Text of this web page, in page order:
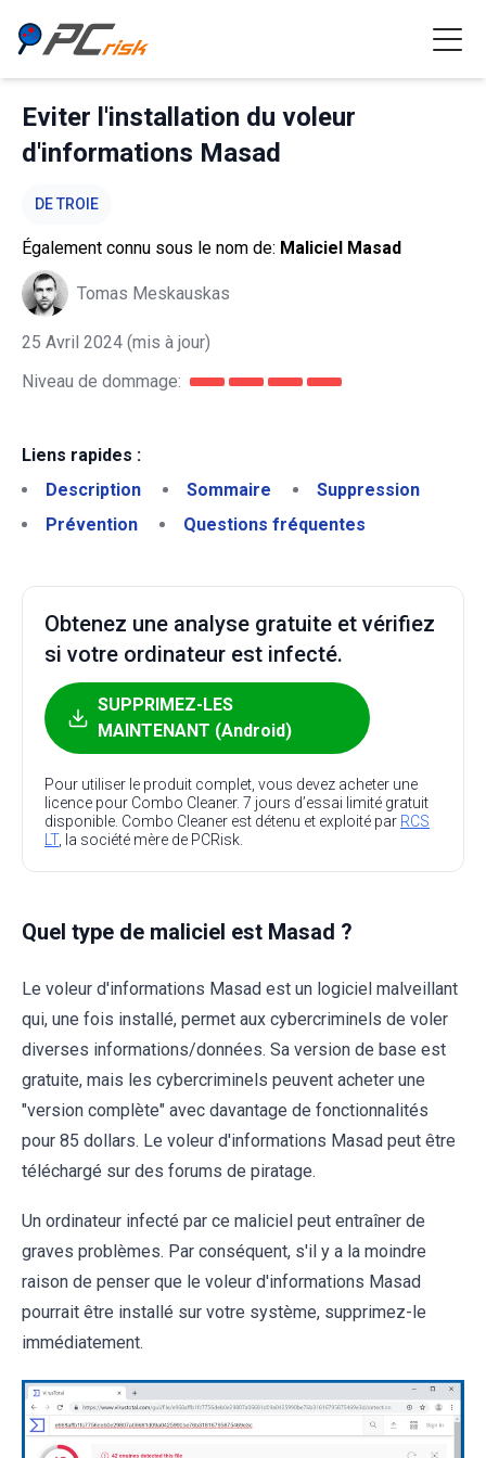
Eviter l'installation du voleur
d'informations Masad
DE TROIE
Également connu sous le nom de: Maliciel Masad
Tomas Meskauskas
25 Avril 2024 (mis à jour)
Niveau de dommage:
Liens rapides :
Description
Sommaire
Suppression
Prévention
Questions fréquentes
Obtenez une analyse gratuite et vérifiez
si votre ordinateur est infecté.
SUPPRIMEZ-LES
MAINTENANT (Android)
Pour utiliser le produit complet, vous devez acheter une
licence pour Combo Cleaner. 7 jours d’essai limité gratuit
disponible. Combo Cleaner est détenu et exploité par RCS
LT, la société mère de PCRisk.
Quel type de maliciel est Masad ?
Le voleur d'informations Masad est un logiciel malveillant
qui, une fois installé, permet aux cybercriminels de voler
diverses informations/données. Sa version de base est
gratuite, mais les cybercriminels peuvent acheter une
"version complète" avec davantage de fonctionnalités
pour 85 dollars. Le voleur d'informations Masad peut être
téléchargé sur des forums de piratage.
Un ordinateur infecté par ce maliciel peut entraîner de
graves problèmes. Par conséquent, s'il y a la moindre
raison de penser que le voleur d'informations Masad
pourrait être installé sur votre système, supprimez-le
immédiatement.